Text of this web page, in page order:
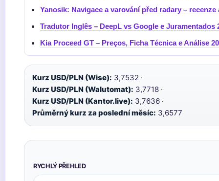
Yanosik: Navigace a varování před radary – recenze
Tradutor Inglês – DeepL vs Google e Juramentados
Kia Proceed GT – Preços, Ficha Técnica e Análise
Kurz USD/PLN (Wise): 3,7532 ·
Kurz USD/PLN (Walutomat): 3,7718 ·
Kurz USD/PLN (Kantor.live): 3,7636 ·
Průměrný kurz za poslední měsíc: 3,6577
RYCHLÝ PŘEHLED